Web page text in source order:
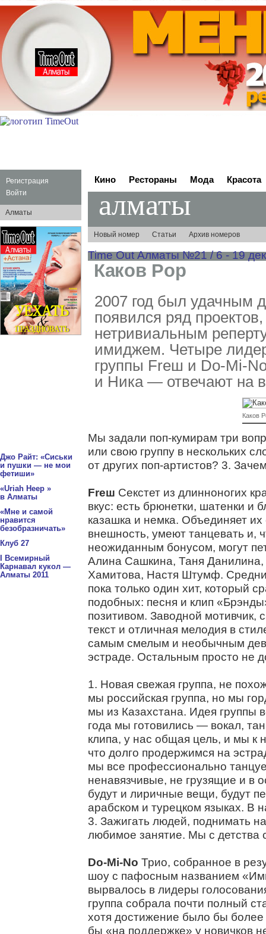
Регистрация
Войти
Алматы
Джо Райт: «Сиськи
и пушки — не мои
фетиши»
«Uriah Heep »
в Алматы
«Мне и самой
нравится
безобразничать»
Клуб 27
I Всемирный
Карнавал кукол —
Алматы 2011
Кино Рестораны Мода Красота
алматы
Новый номер Статьи Архив номеров
Time Out Алматы №21 / 6 - 19
Каков Pop
2007 год был удачным
появился ряд
нетривиальным
имиджем. Четыре
группы Freш и Do-Mi-
и Ника — отвечают на
Каков
Мы задали поп-кумирам три
или свою группу в нескольких
от других поп-артистов? 3.
Freш Секстет из длинноногих
вкус: есть брюнетки, шатенки и
казашка и немка. Объединяет
внешность, умеют танцевать и,
неожиданным бонусом, могут
Алина Сашкина, Таня
Хамитова, Настя Штумф.
пока только один хит, который
подобных: песня и клип
позитивом. Заводной мотивчик,
текст и отличная мелодия в
самым смелым и необычным
эстраде. Остальным просто не
1. Новая свежая группа, не
мы российская группа, но мы
мы из Казахстана. Идея группы
года мы готовились — вокал,
клипа, у нас общая цель, и мы к
что долго продержимся на
мы все профессионально
ненавязчивые, не грузящие и в
будут и лиричные вещи, будут
арабском и турецком языках. В
3. Зажигать людей, поднимать
любимое занятие. Мы с детства
Do-Mi-No Трио, собранное в
шоу с пафосным названием
вырвалось в лидеры
группа собрала почти полный
хотя достижение было бы
бы «на поддержке» у новичков